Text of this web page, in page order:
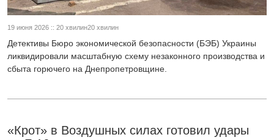
19 июня 2026 :: 20 хвилин20 хвилин
Детективы Бюро экономической безопасности (БЭБ) Украины
ликвидировали масштабную схему незаконного производства и
сбыта горючего на Днепропетровщине.
«Крот» в Воздушных силах готовил удары